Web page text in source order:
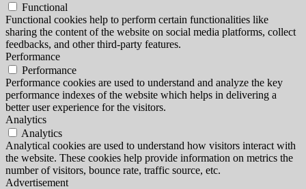
Functional
Functional cookies help to perform certain functionalities like
sharing the content of the website on social media platforms, collect
feedbacks, and other third-party features.
Performance
Performance
Performance cookies are used to understand and analyze the key
performance indexes of the website which helps in delivering a
better user experience for the visitors.
Analytics
Analytics
Analytical cookies are used to understand how visitors interact with
the website. These cookies help provide information on metrics the
number of visitors, bounce rate, traffic source, etc.
Advertisement